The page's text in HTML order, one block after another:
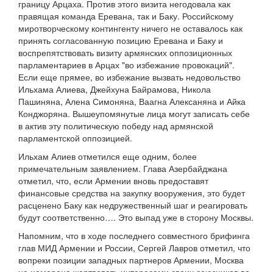
границу Арцаха. Против этого визита негодовала как
правящая команда Еревана, так и Баку. Российскому
миротворческому контингенту ничего не оставалось как
принять согласованную позицию Еревана и Баку и
воспрепятствовать визиту армянских оппозиционных
парламентариев в Арцах "во избежание провокаций".
Если еще прямее, во избежание вызвать недовольство
Ильхама Алиева, Джейхуна Байрамова, Никола
Пашиняна, Алена Симоняна, Ваагна Алексаняна и Айка
Конджоряна. Вышеупомянутые лица могут записать себе
в актив эту политическую победу над армянской
парламентской оппозицией.
Ильхам Алиев отметился еще одним, более
примечательным заявлением. Глава Азербайджана
отметил, что, если Армении вновь предоставят
финансовые средства на закупку вооружения, это будет
расценено Баку как недружественный шаг и реагировать
будут соответственно…. Это выпад уже в сторону Москвы.
Напомним, что в ходе последнего совместного брифинга
глав МИД Армении и России, Сергей Лавров отметил, что
вопреки позиции западных партнеров Армении, Москва